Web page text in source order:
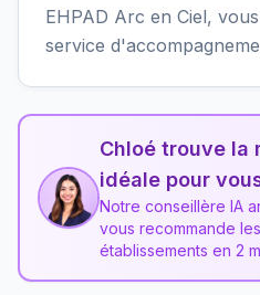
EHPAD Arc en Ciel,
service
Chloé trouve la
idéale pour
Notre conseillère IA
vous recommande
établissements en 2